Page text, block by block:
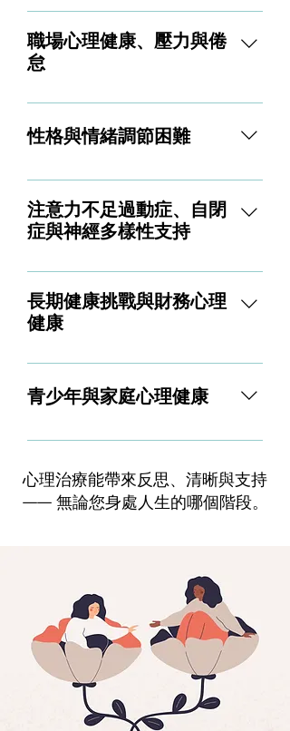
日常生活情緒爆發、憤怒或情緒
封閉未解的創傷與過去虐待跨代
或深植文化的創傷恐慌發作、強
探索跨文化自我的過程既深刻，
充滿力量，也十分複雜。我提供
一個安全的空間，協助擁有多元
文化、移民或海外華人背景的
的探索與移民或文化適應相關的
為局外人的感受跨文化的人際關
係或家庭緊張身份喪失、混淆或
角色轉變
職場心理健康、壓力與倦
怠
無論您正在面對職場緊張，或是
努力尋求平衡，心理治療都能支
持您調節壓力、克服自我懷疑，
力、轉換或職業倦怠冒牌者症候
群或完美主義工作表現、未來方
制度性障礙或被邊緣化
性格與情緒調節困難
有些情緒模式根深蒂固。我與經
歷強烈情緒、人際困難或希望深
入理解並改變長期問題模式的來
訪者合作。性格困難（例如邊緣
破壞或人際衝突的模式邊界與自
我價值的掙扎抵抗改變或害怕展
現脆弱
注意力不足過動症、自閉
症與神經多樣性支持
神經多樣性不是需要「矯正」的
問題，而是需要以關懷支持的特
質。我為探索或生活中經歷過注
意力不足過動症（ADHD）、自
的空間。情緒過載或情緒關閉執
飾）、倦怠或晚期診斷的經驗自
對策略
長期健康挑戰與財務心理
健康
長期疾病或經濟壓力可能影響您
的安全感、尊嚴與希望。心理治
療提供一個充滿尊重與同理的空
與經濟困難相關的壓力對未來的
恐懼或失去自主的擔憂適應重大
人生轉變探索健康、身份認同與
青少年與家庭心理健康
支持青少年意味著為他們在經歷
時 創造一個支持空間。我也與家
庭合作，促進彼此連結與共同理
持與情緒素養
心理治療能帶來反思、清晰與支持
—— 無論您身處人生的哪個階段。